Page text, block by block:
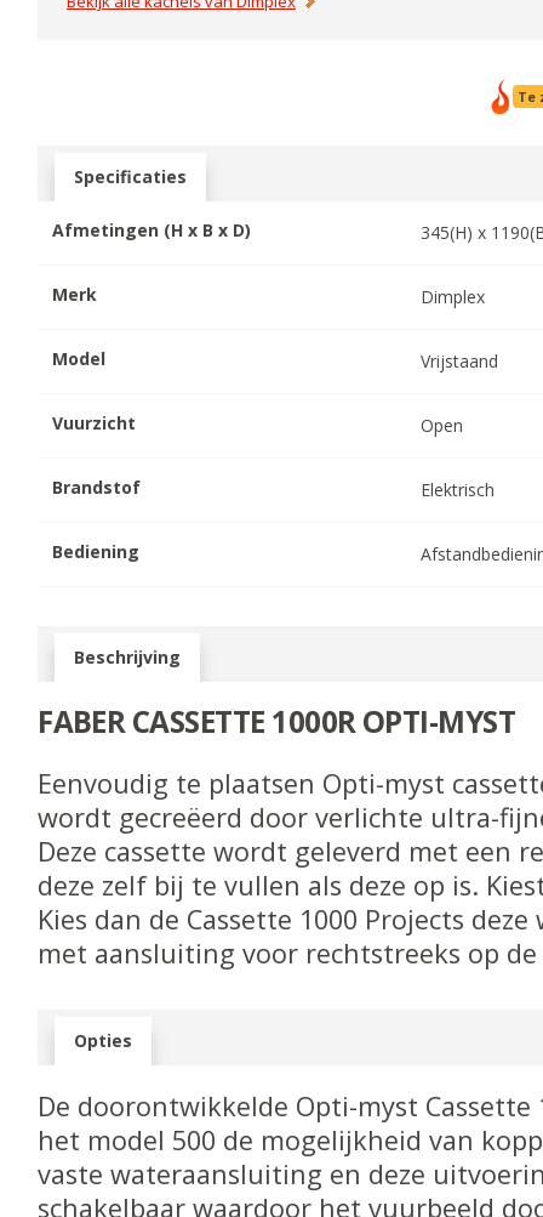
Te
Specificaties
Afmetingen (H x B x D) 345(H) x 1190
Merk Dimplex
Model Vrijstaand
Vuurzicht Open
Brandstof Elektrisch
Bediening
Beschrijving
FABERCASSETTE 1000R OPTI-MYST
Eenvoudig te plaatsen Opti-myst
wordt gecreëerd door verlichte ultra-
Deze cassette wordt geleverd met een
deze zelf bij te vullen als deze op is.
Kies dan de Cassette 1000 Projects
met aansluiting voor rechtstreeks op
Opties
De doorontwikkelde Opti-myst
het model 500 de mogelijkheid van
vaste wateraansluiting en deze
schakelbaar waardoor het vuurbeeld